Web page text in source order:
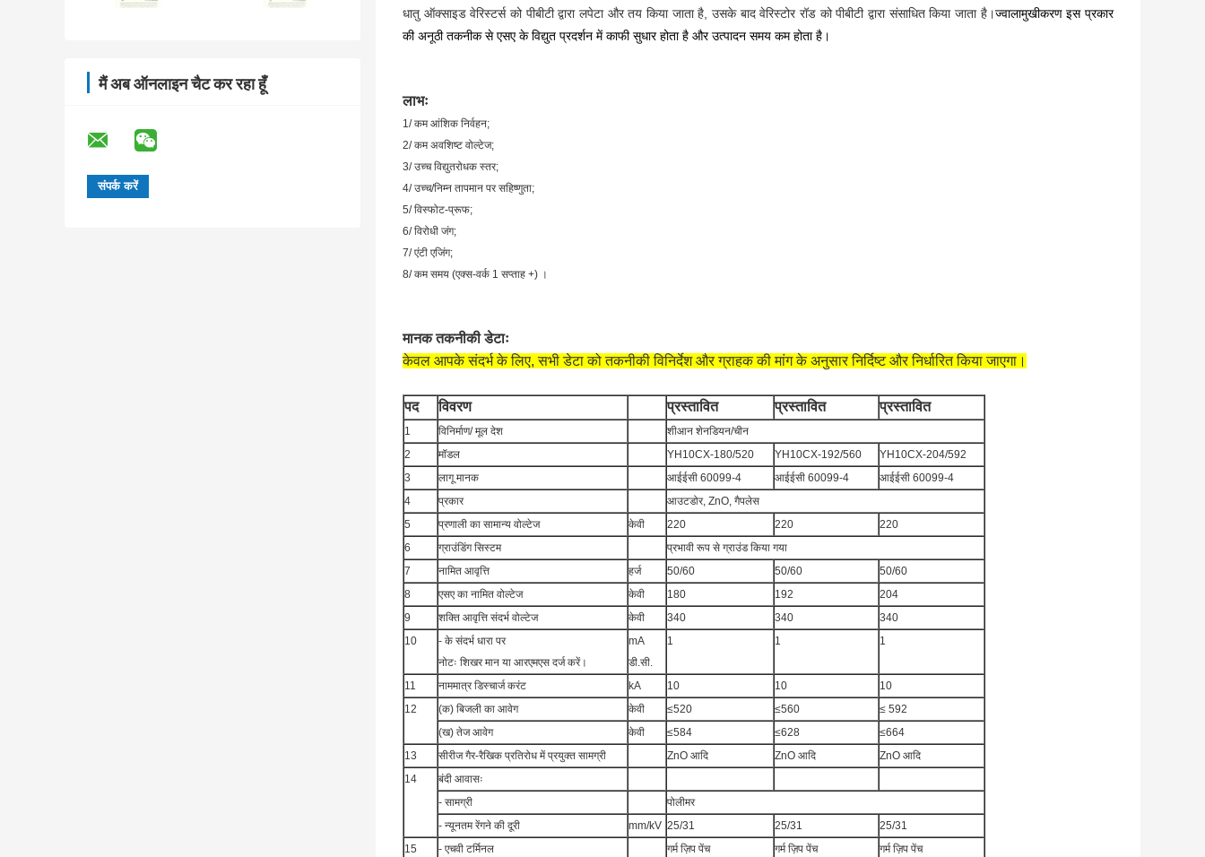
मैं अब ऑनलाइन चैट कर रहा हूँ
धातु ऑक्साइड वेरिस्टर्स को पीबीटी द्वारा लपेटा और तय किया जाता है, उसके बाद वेरिस्टोर रॉड को पीबीटी द्वारा संसाधित किया जाता है।ज्वालामुखीकरण इस प्रकार
की अनूठी तकनीक से एसए के विद्युत प्रदर्शन में काफी सुधार होता है और उत्पादन समय कम होता है।
लाभः
1/ कम आंशिक निर्वहन;
2/ कम अवशिष्ट वोल्टेज;
3/ उच्च विद्युतरोधक स्तर;
4/ उच्च/निम्न तापमान पर सहिष्णुता;
5/ विस्फोट-प्रूफ;
6/ विरोधी जंग;
7/ एंटी एजिंग;
8/ कम समय (एक्स-वर्क 1 सप्ताह +) ।
मानक तकनीकी डेटाः
केवल आपके संदर्भ के लिए, सभी डेटा को तकनीकी विनिर्देश और ग्राहक की मांग के अनुसार निर्दिष्ट और निर्धारित किया जाएगा।
पद विवरण प्रस्तावित प्रस्तावित प्रस्तावित
1 विनिर्माण/ मूल देश
शीआन शेनडियन/चीन
2
मॉडल YH10CX-180/520 YH10CX-192/560
YH10CX-204/592
3
लागू मानक आईईसी 60099-4 आईईसी 60099-4
आईईसी 60099-4
4
प्रकार
आउटडोर, ZnO, गैपलेस
5
प्रणाली का सामान्य वोल्टेज केवी 220 220
220
6
ग्राउंडिंग सिस्टम
प्रभावी रूप से ग्राउंड किया गया
7
नामित आवृत्ति हर्ज 50/60 50/60
50/60
8
एसए का नामित वोल्टेज केवी 180 192
204
9
शक्ति आवृत्ति संदर्भ वोल्टेज केवी 340 340
340
10
- के संदर्भ धारा पर
नोटः शिखर मान या आरएमएस दर्ज करें।
mA
डी.सी.
1 1 1
11 नाममात्र डिस्चार्ज करंट kA 10 10
10
12
(क) बिजली का आवेग केवी ≤520 ≤560
≤ 592
(ख) तेज आवेग
केवी ≤584 ≤628
≤664
13
सीरीज गैर-रैखिक प्रतिरोध में प्रयुक्त सामग्री ZnO आदि ZnO आदि
ZnO आदि
14
बंदी आवासः
- सामग्री
पोलीमर
- न्यूनतम रेंगने की दूरी
mm/kV 25/31 25/31
25/31
15
- एचवी टर्मिनल गर्म ज़िप पेंच गर्म ज़िप पेंच
गर्म ज़िप पेंच